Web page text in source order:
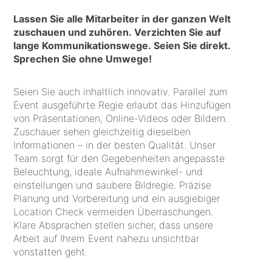
Lassen Sie alle Mitarbeiter in der ganzen Welt
zuschauen und zuhören. Verzichten Sie auf
lange Kommunikationswege. Seien Sie direkt.
Sprechen Sie ohne Umwege!
Seien Sie auch inhaltlich innovativ. Parallel zum
Event ausgeführte Regie erlaubt das Hinzufügen
von Präsentationen, Online-Videos oder Bildern.
Zuschauer sehen gleichzeitig dieselben
Informationen – in der besten Qualität. Unser
Team sorgt für den Gegebenheiten angepasste
Beleuchtung, ideale Aufnahmewinkel- und
einstellungen und saubere Bildregie. Präzise
Planung und Vorbereitung und ein ausgiebiger
Location Check vermeiden Überraschungen.
Klare Absprachen stellen sicher, dass unsere
Arbeit auf Ihrem Event nahezu unsichtbar
vonstatten geht.